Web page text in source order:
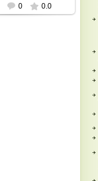
0 0.0